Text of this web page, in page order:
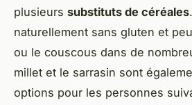
plusieurs substituts de céréales
naturellement sans gluten et
ou le couscous dans de
millet et le sarrasin sont
options pour les personnes